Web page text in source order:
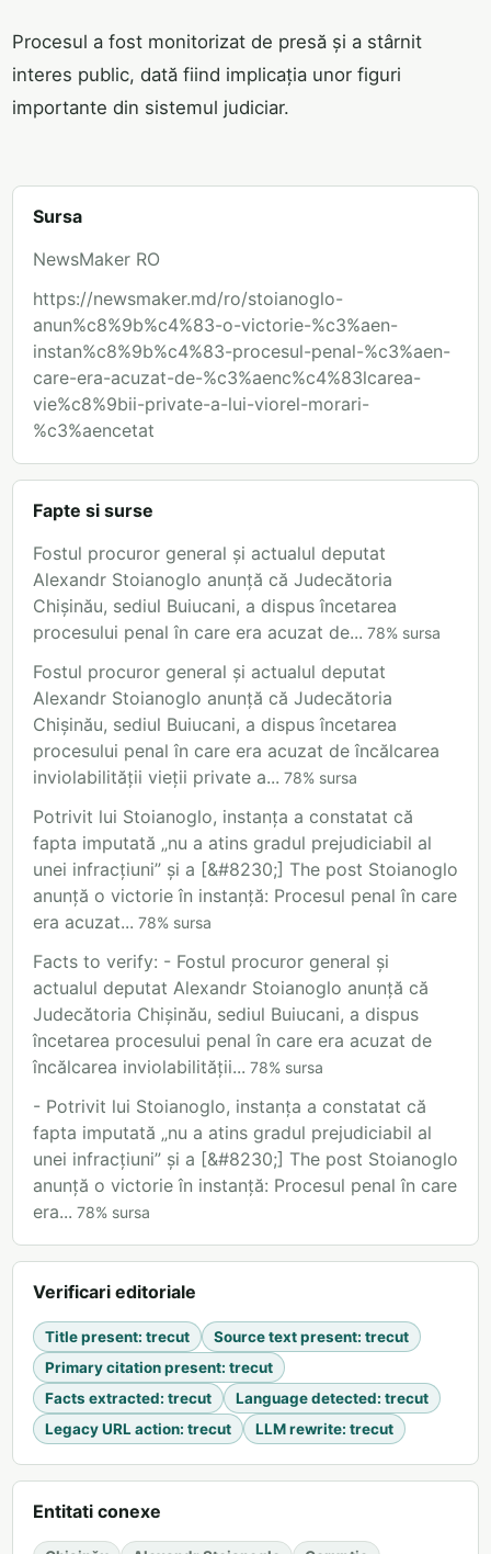
Procesul a fost monitorizat de presă și a stârnit
interes public, dată fiind implicația unor figuri
importante din sistemul judiciar.
Sursa
NewsMaker RO
https://newsmaker.md/ro/stoianoglo-
anun%c8%9b%c4%83-o-victorie-%c3%aen-
instan%c8%9b%c4%83-procesul-penal-%c3%aen-
care-era-acuzat-de-%c3%aenc%c4%83lcarea-
vie%c8%9bii-private-a-lui-viorel-morari-
%c3%aencetat
Fapte si surse
Fostul procuror general și actualul deputat
Alexandr Stoianoglo anunță că Judecătoria
Chișinău, sediul Buiucani, a dispus încetarea
procesului penal în care era acuzat de... 78% sursa
Fostul procuror general și actualul deputat
Alexandr Stoianoglo anunță că Judecătoria
Chișinău, sediul Buiucani, a dispus încetarea
procesului penal în care era acuzat de încălcarea
inviolabilității vieții private a... 78% sursa
Potrivit lui Stoianoglo, instanța a constatat că
fapta imputată „nu a atins gradul prejudiciabil al
unei infracțiuni” și a [&#8230;] The post Stoianoglo
anunță o victorie în instanță: Procesul penal în care
era acuzat... 78% sursa
Facts to verify: - Fostul procuror general și
actualul deputat Alexandr Stoianoglo anunță că
Judecătoria Chișinău, sediul Buiucani, a dispus
încetarea procesului penal în care era acuzat de
încălcarea inviolabilității... 78% sursa
- Potrivit lui Stoianoglo, instanța a constatat că
fapta imputată „nu a atins gradul prejudiciabil al
unei infracțiuni” și a [&#8230;] The post Stoianoglo
anunță o victorie în instanță: Procesul penal în care
era... 78% sursa
Verificari editoriale
Title present: trecut Source text present: trecut
Primary citation present: trecut
Facts extracted: trecut Language detected: trecut
Legacy URL action: trecut LLM rewrite: trecut
Entitati conexe